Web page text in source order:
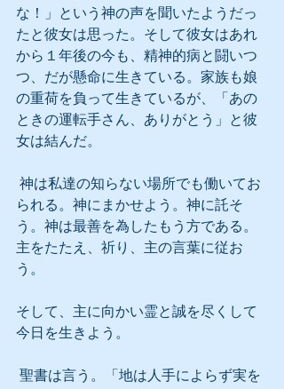
な！」という神の声を聞いたようだっ
たと彼女は思った。そして彼女はあれ
から１年後の今も、精神的病と闘いつ
つ、だが懸命に生きている。家族も娘
の重荷を負って生きているが、「あの
ときの運転手さん、ありがとう」と彼
女は結んだ。
られる。神にまかせよう。神に託そ
う。神は最善を為したもう方である。
主をたたえ、祈り、主の言葉に従お
う。
そして、主に向かい霊と誠を尽くして
今日を生きよう。